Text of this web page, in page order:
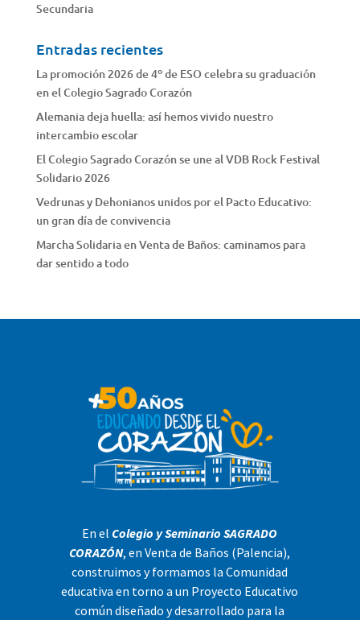
Secundaria
Entradas recientes
La promoción 2026 de 4º de ESO celebra su graduación
en el Colegio Sagrado Corazón
Alemania deja huella: así hemos vivido nuestro
intercambio escolar
El Colegio Sagrado Corazón se une al VDB Rock Festival
Solidario 2026
Vedrunas y Dehonianos unidos por el Pacto Educativo:
un gran día de convivencia
Marcha Solidaria en Venta de Baños: caminamos para
dar sentido a todo
En el Colegio y Seminario SAGRADO
CORAZÓN, en Venta de Baños (Palencia),
construimos y formamos la Comunidad
educativa en torno a un Proyecto Educativo
común diseñado y desarrollado para la